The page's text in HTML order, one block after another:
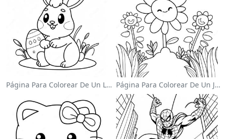
Página Para Colorear De Un Lindo Conejo De Pascua Página Para Colorear De Un Jardín De Flores Coloridas